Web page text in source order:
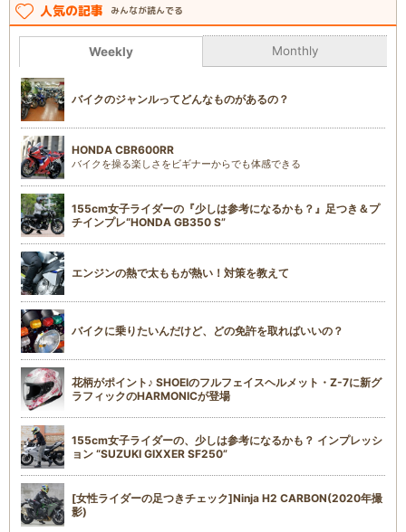
人気の記事 みんなが読んでる
Weekly Monthly
バイクのジャンルってどんなものがあるの？
HONDA CBR600RR
バイクを操る楽しさをビギナーからでも体感できる
155cm女子ライダーの『少しは参考になるかも？』足つき＆プ
チインプレ“HONDA GB350 S”
エンジンの熱で太ももが熱い！対策を教えて
バイクに乗りたいんだけど、どの免許を取ればいいの？
花柄がポイント♪ SHOEIのフルフェイスヘルメット・Z-7に新グ
ラフィックのHARMONICが登場
155cm女子ライダーの、少しは参考になるかも？ インプレッシ
ョン “SUZUKI GIXXER SF250”
[女性ライダーの足つきチェック]Ninja H2 CARBON(2020年撮
影)